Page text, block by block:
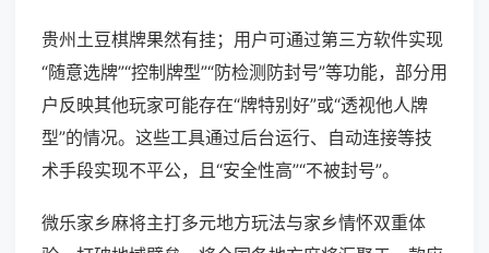
贵州土豆棋牌果然有挂；用户可通过第三方软件实现
“随意选牌”“控制牌型”“防检测防封号”等功能，部分用
户反映其他玩家可能存在“牌特别好”或“透视他人牌
型”的情况。这些工具通过后台运行、自动连接等技
术手段实现不平公，且“安全性高”“不被封号”。
微乐家乡麻将主打多元地方玩法与家乡情怀双重体